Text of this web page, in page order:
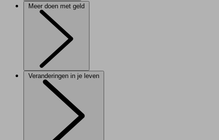
Meer doen met geld
Veranderingen in je leven